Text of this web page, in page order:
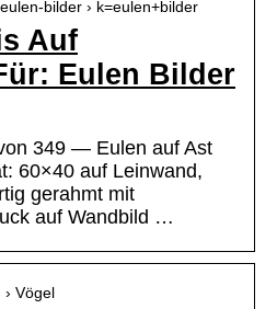
bilder › k=eulen+bilder
Auf
Eulen Bilder
349 — Eulen auf Ast
60×40 auf Leinwand,
gerahmt mit
auf Wandbild …
Vögel